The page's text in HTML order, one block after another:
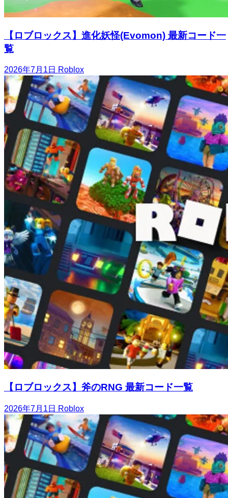
【ロブロックス】進化妖怪(Evomon) 最新コード一
覧
2026年7月1日 Roblox
【ロブロックス】斧のRNG 最新コード一覧
2026年7月1日 Roblox